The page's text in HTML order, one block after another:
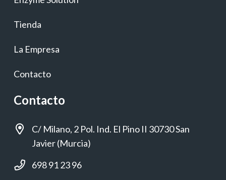
Tienda
La Empresa
Contacto
Contacto
C/ Milano, 2 Pol. Ind. El Pino II 30730 San
Javier (Murcia)
698 91 23 96